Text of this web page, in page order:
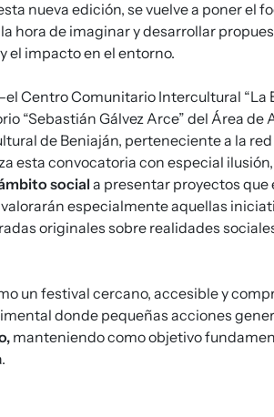
nueva edición, se vuelve a poner el
hora de imaginar y desarrollar
el impacto en el entorno.
Centro Comunitario Intercultural “La
“Sebastián Gálvez Arce” del Área de
de Beniaján, perteneciente a la
esta convocatoria con especial
sociala presentar proyectos que
especialmente aquellas
originales sobre realidades
un festival cercano, accesible y
donde pequeñas acciones
manteniendo como objetivo